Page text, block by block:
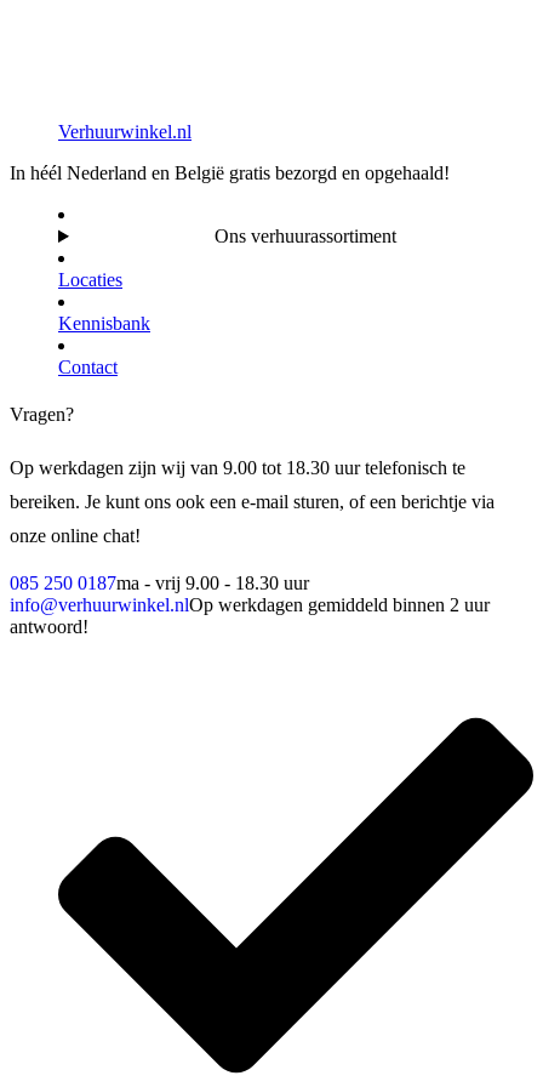
Verhuurwinkel.nl
In héél Nederland en België gratis bezorgd en opgehaald!
Ons verhuurassortiment
Locaties
Kennisbank
Contact
Vragen?
Op werkdagen zijn wij van 9.00 tot 18.30 uur telefonisch te
bereiken. Je kunt ons ook een e-mail sturen, of een berichtje via
onze online chat!
085 250 0187ma - vrij 9.00 - 18.30 uur
info@verhuurwinkel.nlOp werkdagen gemiddeld binnen 2 uur
antwoord!